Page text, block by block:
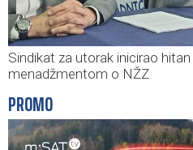
Sindikat za utorak inicirao
menadžmentom o NŽZ
PROMO